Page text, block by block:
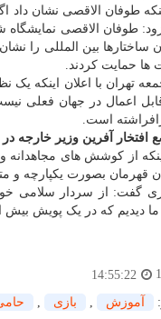
طوفان الاقصی نشان
طوفان الاقصی
ساختارها بین المللی را
ها حمایت کردند.
تهران با اعلان اینکه
اعمال در جهان فعلی
است.
افتخار آفرین وزیر خارجه
از کوشش های
قهرمان بصورت یکپارچه و
گفت: از سردار سلامی
که در یک پویش بیش از ۶ میلیون نفر ثبت نام
14:55:22
آموزش بازی